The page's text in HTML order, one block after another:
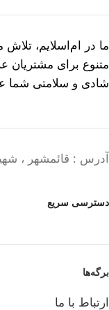
ما در ام‌اسلایم،
متنوع برای مشتریان
شادی و سلامتی شما
آدرس : قائمشهر ، شهید
دسترسی سریع
برگه‌ها
ارتباط با ما